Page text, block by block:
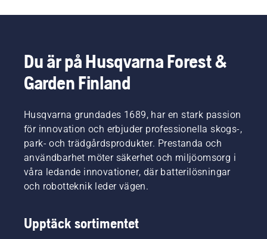
Du är på Husqvarna Forest &
Garden Finland
Husqvarna grundades 1689, har en stark passion
för innovation och erbjuder professionella skogs-,
park- och trädgårdsprodukter. Prestanda och
användbarhet möter säkerhet och miljöomsorg i
våra ledande innovationer, där batterilösningar
och robotteknik leder vägen.
Upptäck sortimentet